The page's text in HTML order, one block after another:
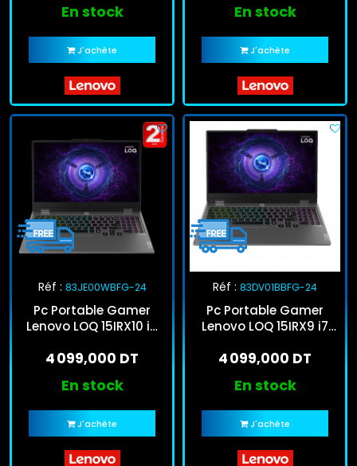
En stock
J'achète
En stock
J'achète
Réf : 83JE00WBFG-24
Pc Portable Gamer
Lenovo LOQ 15IRX10 i5
Windows 11
4 099,000 DT
En stock
J'achète
Réf : 83DV01BBFG-24
Pc Portable Gamer
Lenovo LOQ 15IRX9 i7
4 099,000 DT
En stock
J'achète